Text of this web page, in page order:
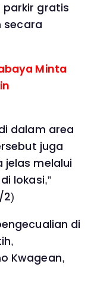
parkir gratis
secara
Minta
dalam area
juga
jelas melalui
lokasi,”
2)
di
Kwagean,